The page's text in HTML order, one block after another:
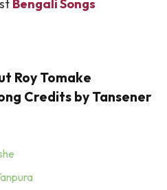
Bengali Songs
Roy Tomake
Credits by Tansener